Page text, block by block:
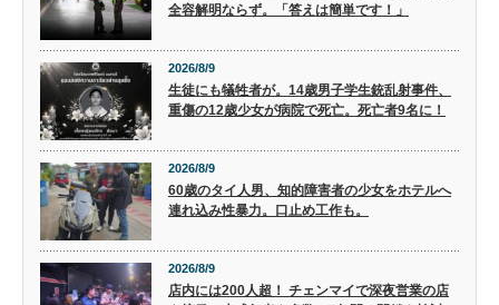
全容解明ならず。「答えは簡単です！」
2026/8/9
生徒にも犠牲者が。14歳男子学生銃乱射事件、
重傷の12歳少女が病院で死亡。死亡者9名に！
2026/8/9
60歳のタイ人男、知的障害者の少女をホテルへ
連れ込み性暴力。口止め工作も。
2026/8/9
店内には200人超！ チェンマイで深夜営業の店